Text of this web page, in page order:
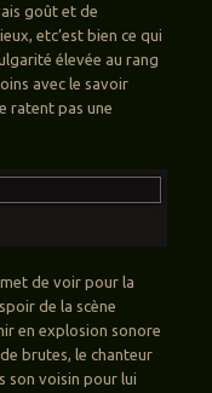
goût et de
etc’est bien ce qui
élevée au rang
avec le savoir
ratent pas une
de voir pour la
de la scène
en explosion sonore
brutes, le chanteur
son voisin pour lui